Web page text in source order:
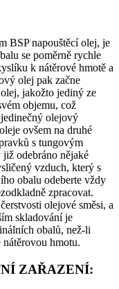
BSP napouštěcí olej, je
se poměrně rychle
k nátěrové hmotě a
olej pak začne
jakožto jediný ze
objemu, což
olejový
ovšem na druhé
s tungovým
odebráno nějaké
vzduch, který s
obalu odeberte vždy
zpracovat.
olejové směsi, a
skladování je
obalů, než-li
hmotu.
ZAŘAZENÍ: